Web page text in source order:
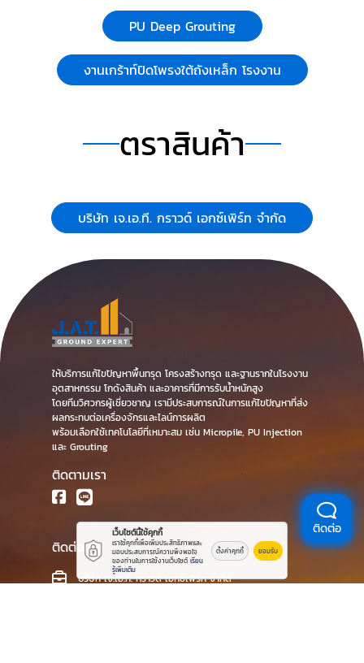
โพรงในชั้นดิน ชั้นดินอ่อนสามารถปรับปรุงให้ดีขึ้นได้ด้วยการ
เพิ่มแรงต้านทานเฉือน ซึ่งวัสดุจะทำการฉีดที่ระดับความลึก
ลงไปในพื้นที่ของกระเปาะแรงดัน (pressure bulb) ณ จุดที่
จะได้รับผลจากแรงเฉือนของน้ำหนักของโครงสร้างด้านบน
งานเสริมเสถียรภาพดินทราย ด้วยวัสดุ Cement Slurry
(Low Pressure Grouting or Permeable Grouting) การ
เสริมเสถียรภาพให้ดินทรายโดยใช้วัสดุที่มีความข้นเหลวสูง
เพื่อให้วัสดุสามารถไหลซึมเข้าไปอยู่ในช่องว่างระหว่างเม็ดดิน
การการอัดปั๊มวัสดุจำเป็นต้องใช้แรงดันในการอัดปั๊มวัสดุต่ำ
งานเกร้าท์ปิดโพรงใต้ถังเหล็ก โรงงาน
หมวดหมู่:ผู้รับเหมา ซ่อมฐานรากและโครงสร้างก่อสร้าง
ดูรายละเอียด
คำค้นสินค้า
ซ่อมรอยร้าวคอนกรีตโรงงาน
ซ่อมพื้นทรุดโรงงาน
แก้ไขพื้นคอนกรีตทรุด
ซ่อมถนนคอนกรีต
ซ่อมบ้านทรุด อาคารทรุด
ติดต่อ
เว็บไซต์นี้ใช้คุกกี้
เราใช้คุกกี้เพื่อเพิ่มประสิทธิภาพและ
มอบประสบการณ์ความพึงพอใจ
ของท่านในการใช้งานเว็บไซต์ เรียน
รู้เพิ่มเติม
ตั้งค่าคุกกี้ ยอมรับ